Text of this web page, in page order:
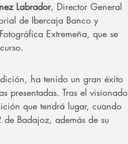
Labrador, Director General
de Ibercaja Banco y
Extremeña, que se
ha tenido un gran éxito
presentadas. Tras el visionado
que tendrá lugar, cuando
Badajoz, además de su